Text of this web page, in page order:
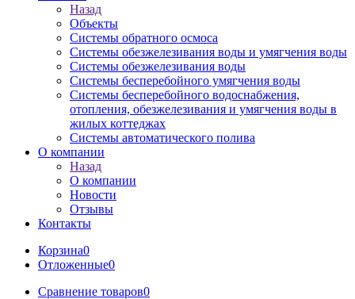
Назад
Объекты
Системы обратного осмоса
Системы обезжелезивания воды и умягчения воды
Системы обезжелезивания воды
Системы бесперебойного умягчения воды
Системы бесперебойного водоснабжения,
отопления, обезжелезивания и умягчения воды в
жилых коттеджах
Системы автоматического полива
О компании
Назад
О компании
Новости
Отзывы
Контакты
Корзина0
Отложенные0
Сравнение товаров0